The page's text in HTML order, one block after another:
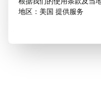
地区：美国 提供服务